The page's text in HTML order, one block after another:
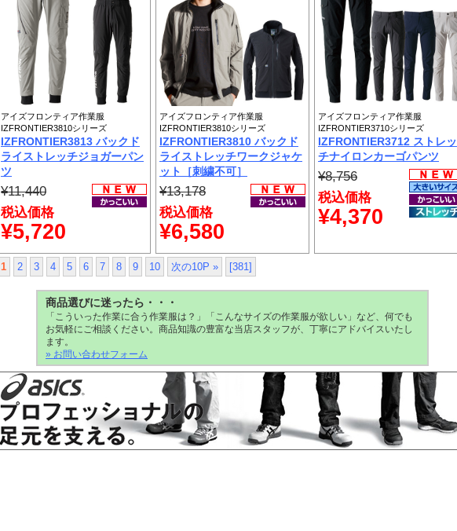
アイズフロンティア作業服
IZFRONTIER3810シリーズ
IZFRONTIER3813 バックド
ライストレッチジョガーパン
ツ
¥11,440
税込価格
¥5,720
アイズフロンティア作業服
IZFRONTIER3810シリーズ
IZFRONTIER3810 バックド
ライストレッチワークジャケ
ット［刺繍不可］
¥13,178
税込価格
¥6,580
アイズフロンティア作業服
IZFRONTIER3710シリーズ
IZFRONTIER3712 ストレッ
チナイロンカーゴパンツ
¥8,756
税込価格
¥4,370
1 2 3 4 5 6 7 8 9 10 次の10P » [381]
商品選びに迷ったら・・・
「こういった作業に合う作業服は？」「こんなサイズの作業服が欲しい」など、何でも
お気軽にご相談ください。商品知識の豊富な当店スタッフが、丁寧にアドバイスいたし
ます。
» お問い合わせフォーム